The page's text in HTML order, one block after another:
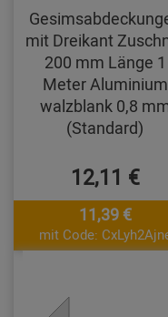
mit Dreikant
200 mm Länge 1
Meter Aluminium
walzblank 0,8
(Standard)
12,11 €
11,39 €
mit Code: